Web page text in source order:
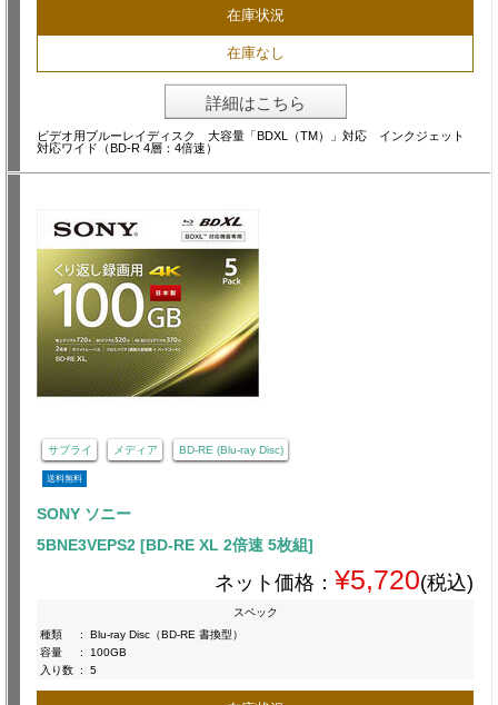
在庫状況
在庫なし
詳細はこちら
ビデオ用ブルーレイディスク 大容量「BDXL（TM）」対応 インクジェット
対応ワイド（BD-R 4層：4倍速）
サプライ メディア BD-RE (Blu-ray Disc)
送料無料
SONY ソニー
5BNE3VEPS2 [BD-RE XL 2倍速 5枚組]
ネット価格： ¥5,720(税込)
スペック
種類
:
Blu-ray Disc（BD-RE 書換型）
容量
:
100GB
入り数 : 5